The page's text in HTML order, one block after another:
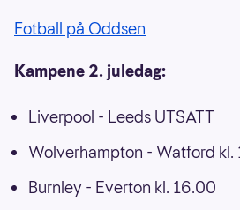
Fotball på Oddsen
Kampene 2. juledag:
Liverpool - Leeds UTSATT
Wolverhampton - Watford kl.
Burnley - Everton kl. 16.00